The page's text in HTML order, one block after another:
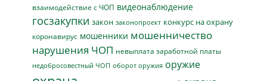
взаимодействие с ЧОП видеонаблюдение
госзакупки закон законопроект конкурс на охрану
коронавирус мошенники мошенничество
нарушения ЧОП невыплата заработной платы
недобросовестный ЧОП оборот оружия оружие